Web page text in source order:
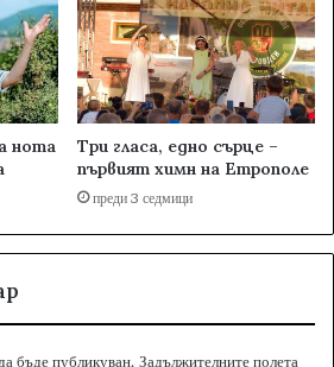
нота
Три гласа, едно сърце –
първият химн на Етрополе
преди 3 седмици
бъде публикуван. Задължителните полета